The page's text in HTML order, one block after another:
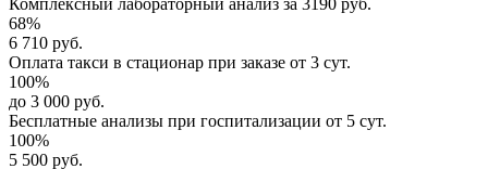
Комплексный лабораторный анализ за 3190 руб.
68%
6 710 руб.
Оплата такси в стационар при заказе от 3 сут.
100%
до 3 000 руб.
Бесплатные анализы при госпитализации от 5 сут.
100%
5 500 руб.